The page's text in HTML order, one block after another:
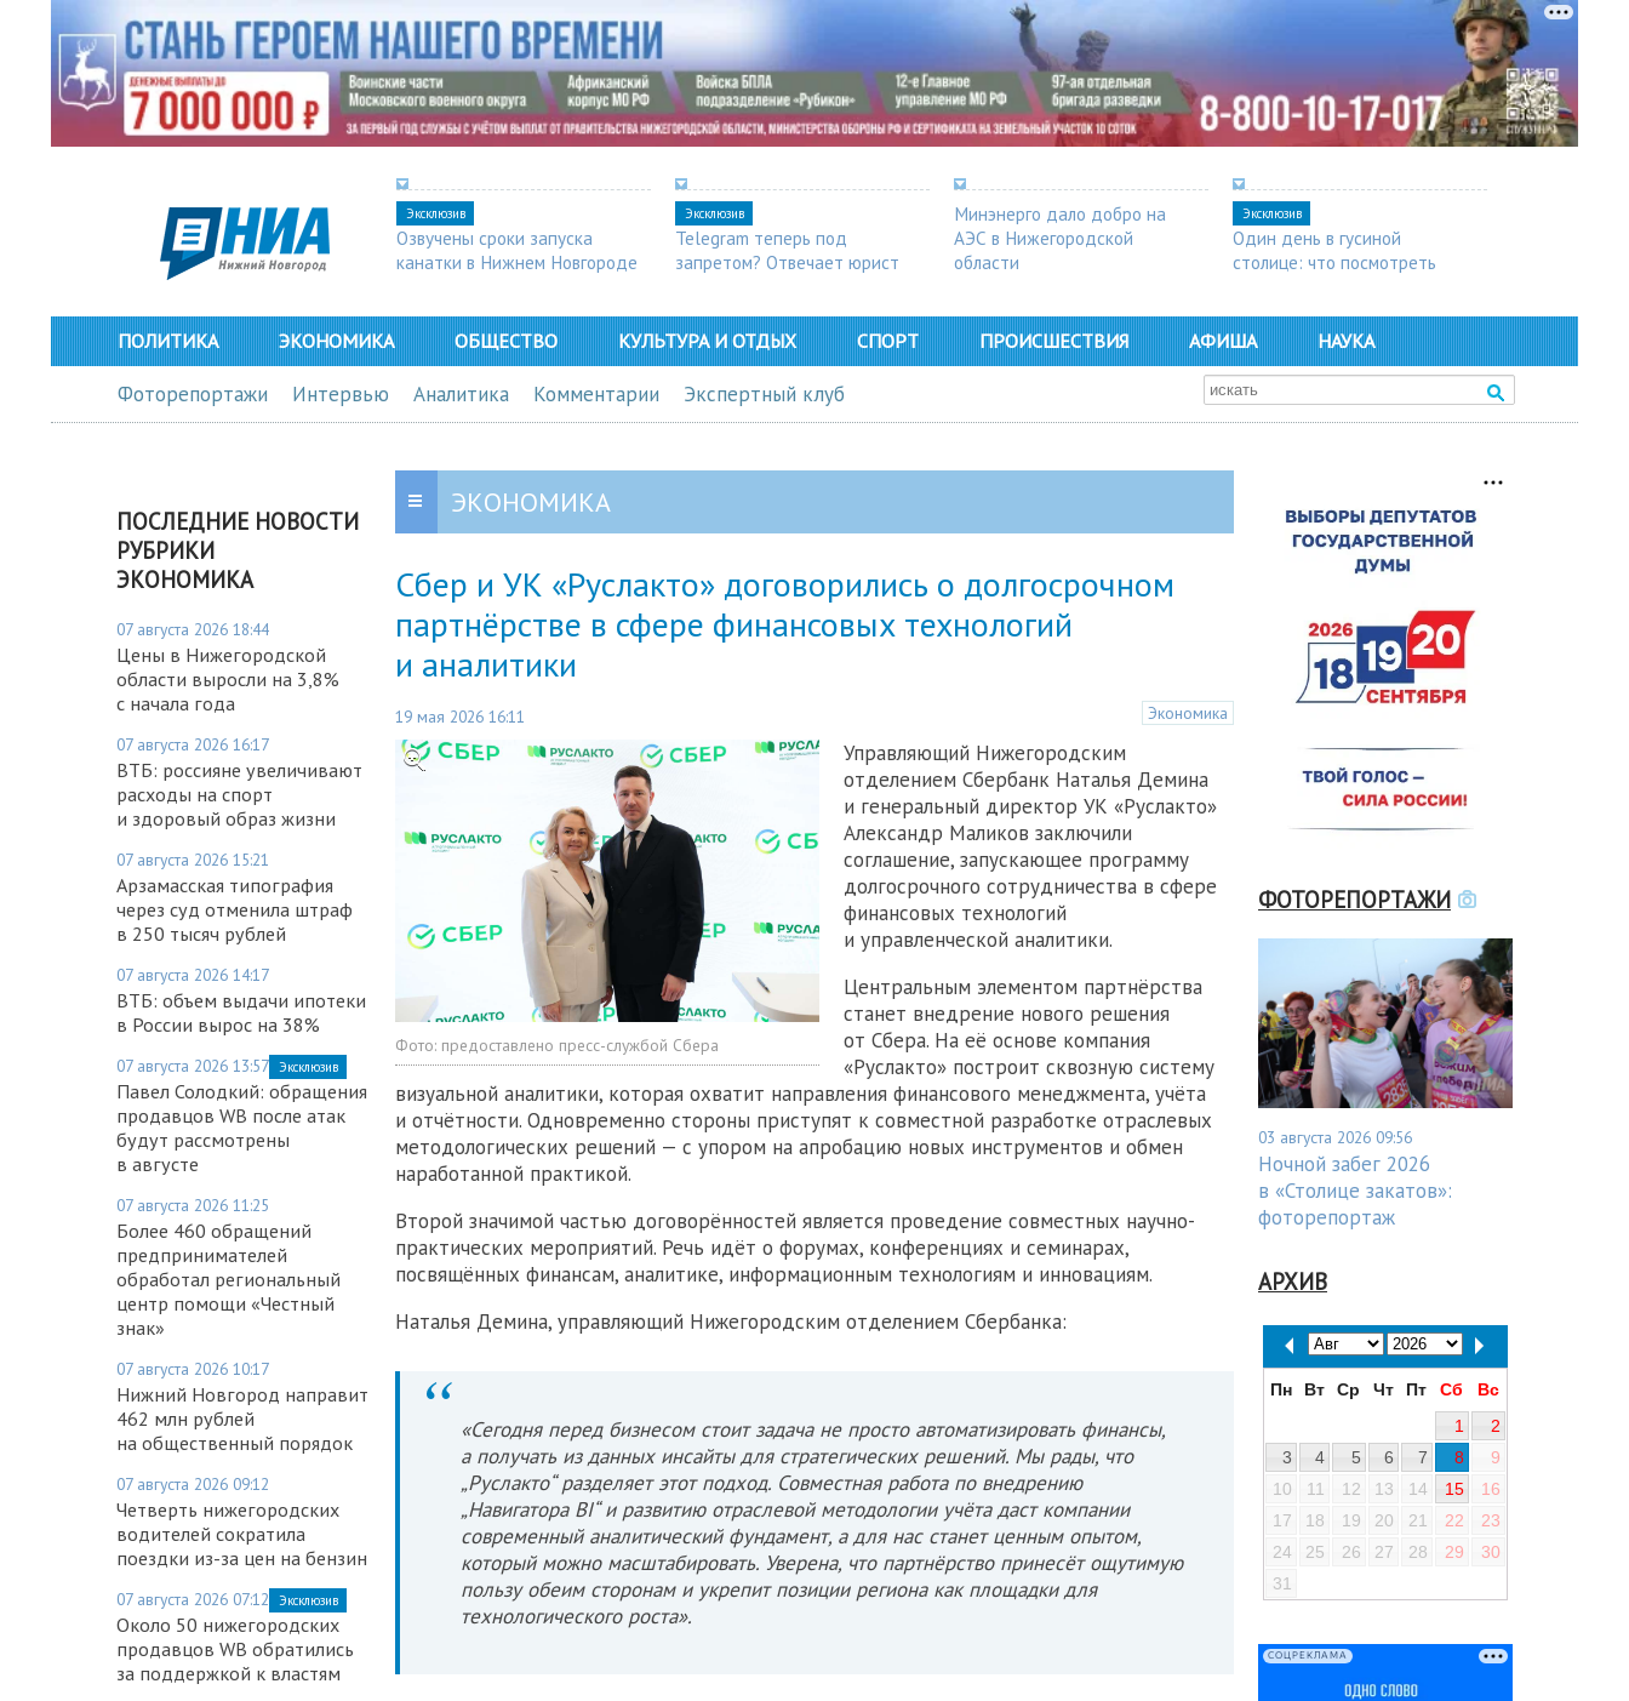
Эксклюзив
Озвучены сроки запуска
канатки в Нижнем Новгороде
Эксклюзив
Telegram теперь под
запретом? Отвечает юрист
Минэнерго дало добро на
АЭС в Нижегородской
области
Эксклюзив
Один день в гусиной
столице: что посмотреть
ПОЛИТИКА ЭКОНОМИКА ОБЩЕСТВО КУЛЬТУРА И ОТДЫХ СПОРТ ПРОИСШЕСТВИЯ АФИША НАУКА
Фоторепортажи Интервью Аналитика Комментарии Экспертный клуб
ПОСЛЕДНИЕ НОВОСТИ
РУБРИКИ
ЭКОНОМИКА
07 августа 2026 18:44
Цены в Нижегородской
области выросли на 3,8%
с начала года
07 августа 2026 16:17
ВТБ: россияне увеличивают
расходы на спорт
и здоровый образ жизни
07 августа 2026 15:21
Арзамасская типография
через суд отменила штраф
в 250 тысяч рублей
07 августа 2026 14:17
ВТБ: объем выдачи ипотеки
в России вырос на 38%
07 августа 2026 13:57 Эксклюзив
Павел Солодкий: обращения
продавцов WB после атак
будут рассмотрены
в августе
07 августа 2026 11:25
Более 460 обращений
предпринимателей
обработал региональный
центр помощи «Честный
знак»
07 августа 2026 10:17
Нижний Новгород направит
462 млн рублей
на общественный порядок
07 августа 2026 09:12
Четверть нижегородских
водителей сократила
поездки из-за цен на бензин
07 августа 2026 07:12 Эксклюзив
Около 50 нижегородских
продавцов WB обратились
за поддержкой к властям
ЭКОНОМИКА
Сбер и УК «Руслакто» договорились о долгосрочном
партнёрстве в сфере финансовых технологий
и аналитики
19 мая 2026 16:11 Экономика
Фото: предоставлено пресс-службой Сбера
Управляющий Нижегородским
отделением Сбербанк Наталья Демина
и генеральный директор УК «Руслакто»
Александр Маликов заключили
соглашение, запускающее программу
долгосрочного сотрудничества в сфере
финансовых технологий
и управленческой аналитики.
Центральным элементом партнёрства
станет внедрение нового решения
от Сбера. На её основе компания
«Руслакто» построит сквозную систему
визуальной аналитики, которая охватит направления финансового менеджмента, учёта
и отчётности. Одновременно стороны приступят к совместной разработке отраслевых
методологических решений — с упором на апробацию новых инструментов и обмен
наработанной практикой.
Второй значимой частью договорённостей является проведение совместных научно-
практических мероприятий. Речь идёт о форумах, конференциях и семинарах,
посвящённых финансам, аналитике, информационным технологиям и инновациям.
Наталья Демина, управляющий Нижегородским отделением Сбербанка:
«Сегодня перед бизнесом стоит задача не просто автоматизировать финансы,
а получать из данных инсайты для стратегических решений. Мы рады, что
„Руслакто“ разделяет этот подход. Совместная работа по внедрению
„Навигатора BI“ и развитию отраслевой методологии учёта даст компании
современный аналитический фундамент, а для нас станет ценным опытом,
который можно масштабировать. Уверена, что партнёрство принесёт ощутимую
пользу обеим сторонам и укрепит позиции региона как площадки для
технологического роста».
ФОТОРЕПОРТАЖИ
03 августа 2026 09:56
Ночной забег 2026
в «Столице закатов»:
фоторепортаж
АРХИВ
Пн Вт Ср Чт Пт Сб
Вс
1
2
3
4 5 6 7 8
9
10
11 12 13 14 15
16
17
18 19 20 21 22
23
24
25 26 27 28 29
30
31
СОЦРЕКЛАМА